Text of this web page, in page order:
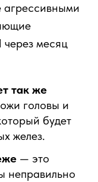
агрессивными
месяц
так же
головы и
будет
желез.
— это
неправильно